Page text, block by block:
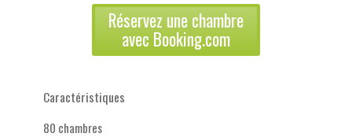
Réservez une chambre
avec Booking.com
Caractéristiques
80 chambres